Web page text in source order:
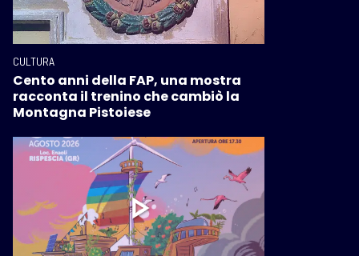
CULTURA
Cento anni della FAP, una mostra
racconta il trenino che cambiò la
Montagna Pistoiese